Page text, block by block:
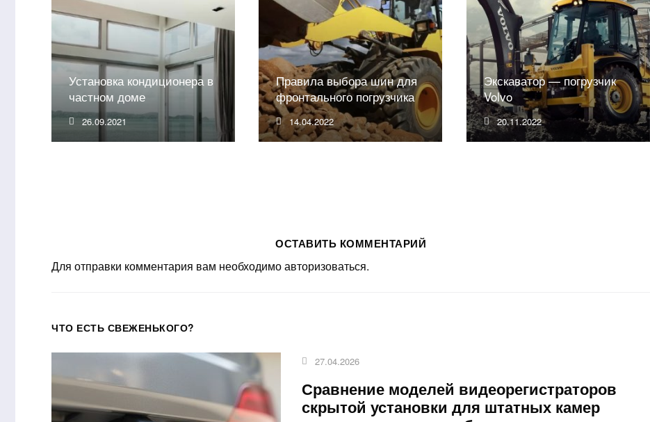
Установка кондиционера в
частном доме
26.09.2021
Правила выбора шин для
фронтального погрузчика
14.04.2022
Экскаватор — погрузчик
Volvo
20.11.2022
ОСТАВИТЬ КОММЕНТАРИЙ
Для отправки комментария вам необходимоавторизоваться.
ЧТО ЕСТЬ СВЕЖЕНЬКОГО?
27.04.2026
Сравнение моделей видеорегистраторов
скрытой установки для штатных камер